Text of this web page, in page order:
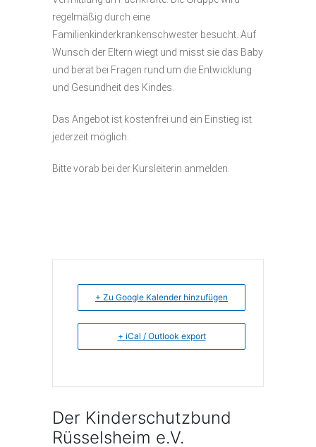
regelmäßig durch eine
Familienkinderkrankenschwester besucht. Auf
Wunsch der Eltern wiegt und misst sie das Baby
und berät bei Fragen rund um die Entwicklung
und Gesundheit des Kindes.
Das Angebot ist kostenfrei und ein Einstieg ist
jederzeit möglich.
Bitte vorab bei der Kursleiterin anmelden.
+ Zu Google Kalender hinzufügen
+ iCal / Outlook export
Der Kinderschutzbund
Rüsselsheim e.V.